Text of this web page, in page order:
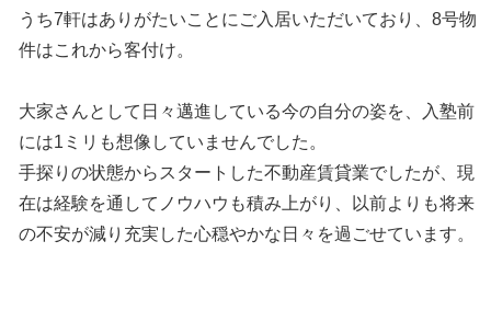
うち7軒はありがたいことにご入居いただいており、8号物
件はこれから客付け。
大家さんとして日々邁進している今の自分の姿を、入塾前
には1ミリも想像していませんでした。
手探りの状態からスタートした不動産賃貸業でしたが、現
在は経験を通してノウハウも積み上がり、以前よりも将来
の不安が減り充実した心穏やかな日々を過ごせています。